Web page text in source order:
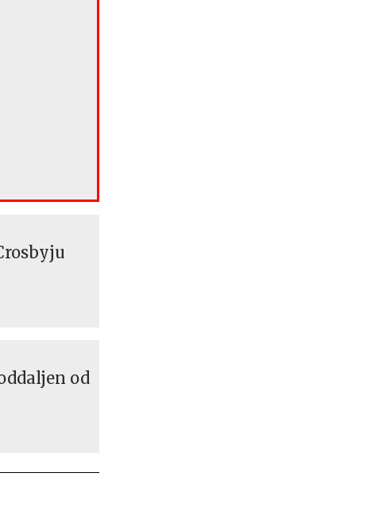
od